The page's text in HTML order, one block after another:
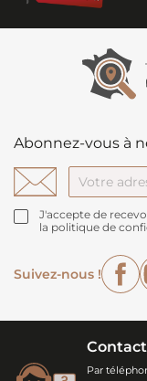
Abonnez-vous à
J'accepte de
la politique de
Suivez-nous !
Par